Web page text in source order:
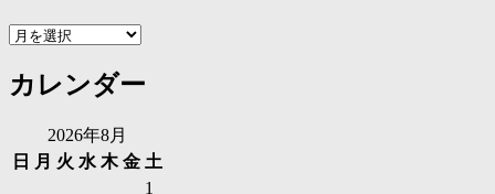
ア
カ
イ
カレンダー
2026年8月
日
月 火 水 木 金 土
1